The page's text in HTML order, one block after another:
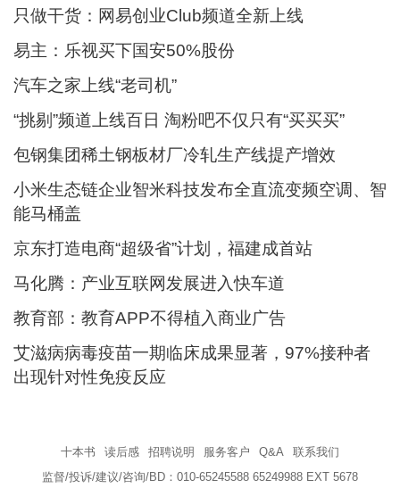
只做干货：网易创业Club频道全新上线
易主：乐视买下国安50%股份
汽车之家上线“老司机”
“挑剔”频道上线百日 淘粉吧不仅只有“买买买”
包钢集团稀土钢板材厂冷轧生产线提产增效
小米生态链企业智米科技发布全直流变频空调、智
能马桶盖
京东打造电商“超级省”计划，福建成首站
马化腾：产业互联网发展进入快车道
教育部：教育APP不得植入商业广告
艾滋病病毒疫苗一期临床成果显著，97%接种者
出现针对性免疫反应
十本书 读后感 招聘说明 服务客户 Q&A
联系我们
监督/投诉/建议/咨询/BD：010-65245588 65249988 EXT 5678